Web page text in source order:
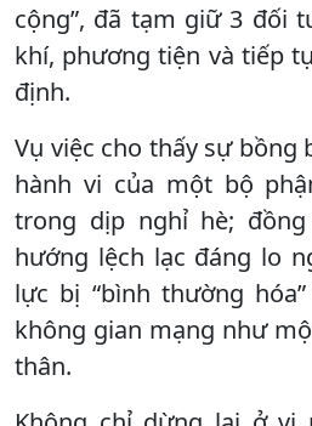
cộng”, đã tạm giữ 3 đối
khí, phương tiện và tiếp
định.
Vụ việc cho thấy sự bồng
hành vi của một bộ
trong dịp nghỉ hè;
hướng lệch lạc đáng lo
lực bị “bình thường
không gian mạng như
thân.